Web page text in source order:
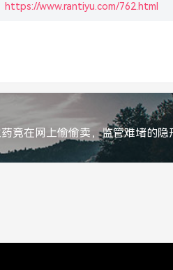
https://www.rantiyu.com/762.html